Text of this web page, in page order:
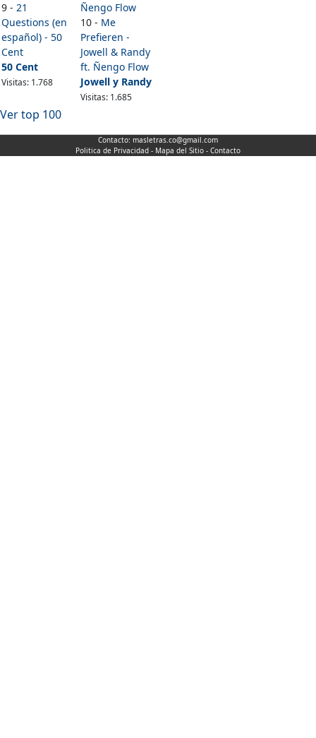
9 -21
Questions (en
español) - 50
Cent
50 Cent
Visitas: 1.768
10 - Me
Prefieren -
Jowell & Randy
ft. Ñengo Flow
Jowell y Randy
Visitas: 1.685
Ver top 100
Contacto: masletras.co@gmail.com
Politica de Privacidad - Mapa del Sitio - Contacto